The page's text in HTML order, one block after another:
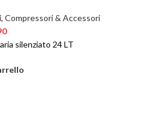
, Compressori & Accessori
silenziato 24 LT